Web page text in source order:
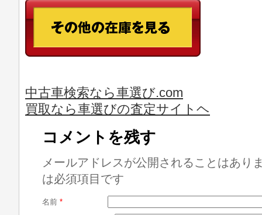
中古車検索なら車選び.com
買取なら車選びの査定サイトヘ
コメントを残す
メールアドレスが公開されることはあり
は必須項目です
名前 *